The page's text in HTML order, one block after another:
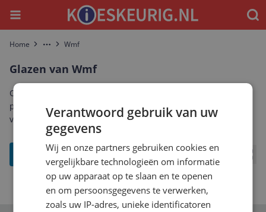
Menu
Home More Wmf
Glazen van Wmf
Ontdek het complete aanbod glazen van Wmf. Vergelijk
prijzen, specificaties en reviews om de beste Wmf glazen te
vinden die bij jou past.
Verantwoord gebruik van uw
gegevens
Wij en onze partners gebruiken cookies en
vergelijkbare technologieën om informatie
op uw apparaat op te slaan en te openen
en om persoonsgegevens te verwerken,
zoals uw IP-adres, unieke identificatoren